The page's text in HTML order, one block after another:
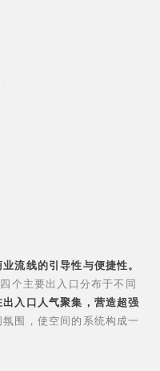
业流线的引导性与便捷性。
个主要出入口分布于不同
出入口人气聚集，营造超强
围，使空间的系统构成一